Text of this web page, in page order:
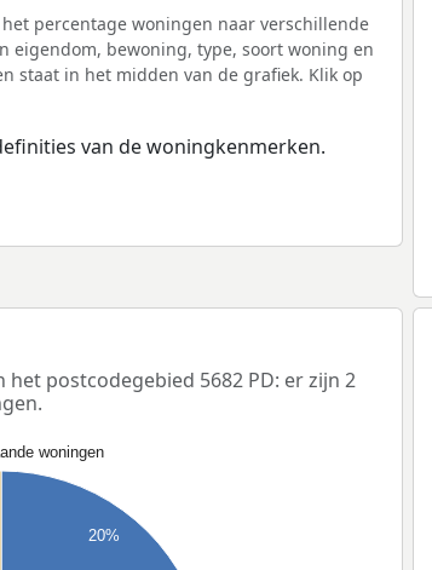
percentage woningen naar verschillende
eigendom, bewoning, type, soort woning en
staat in het midden van de grafiek. Klik op
van de woningkenmerken.
postcodegebied 5682 PD: er zijn 2
woningen
20%